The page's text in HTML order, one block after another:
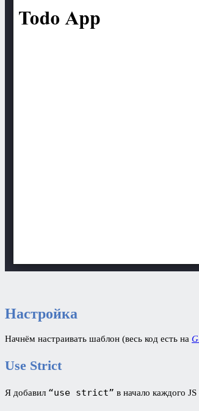
Настройка
Начнём настраивать шаблон (весь код есть на
Use Strict
Я добавил “use strict” в начало каждого